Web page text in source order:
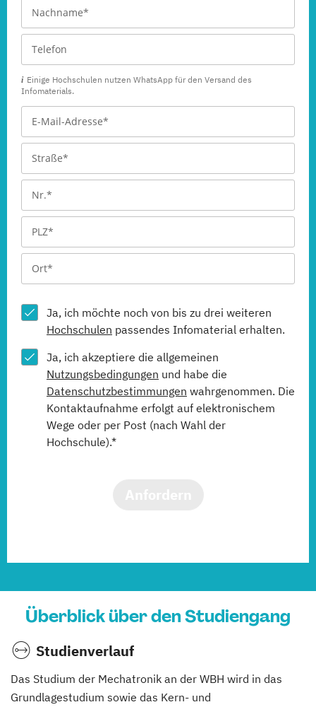
Einige Hochschulen nutzen WhatsApp für den Versand des
Infomaterials.
Ja, ich möchte noch von bis zu drei weiteren
Hochschulen passendes Infomaterial erhalten.
Ja, ich akzeptiere die allgemeinen
Nutzungsbedingungen und habe die
Datenschutzbestimmungen wahrgenommen. Die
Kontaktaufnahme erfolgt auf elektronischem
Wege oder per Post (nach Wahl der
Hochschule).*
Überblick über den Studiengang
Studienverlauf
Das Studium der Mechatronik an der WBH wird in das
Grundlagestudium sowie das Kern- und